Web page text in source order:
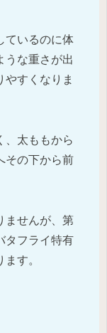
ているのに体
うな重さが出
やすくなりま
、太ももから
その下から前
ませんが、第
タフライ特有
す。